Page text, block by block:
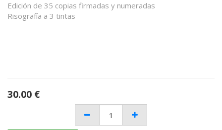
Edición de 35 copias firmadas y numeradas
Risografía a 3 tintas
30.00 €